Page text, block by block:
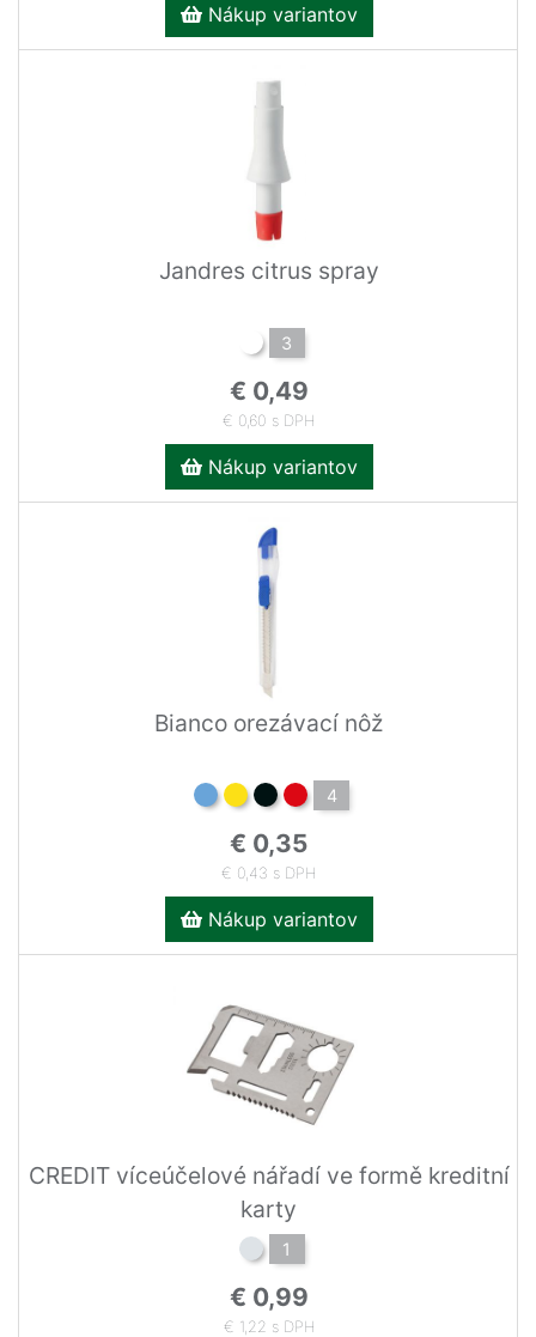
Nákup variantov
Jandres citrus spray
3
€ 0,49
€ 0,60 s DPH
Nákup variantov
Bianco orezávací nôž
4
€ 0,35
€ 0,43 s DPH
Nákup variantov
CREDIT víceúčelové nářadí ve formě kreditní
karty
1
€ 0,99
€ 1,22 s DPH